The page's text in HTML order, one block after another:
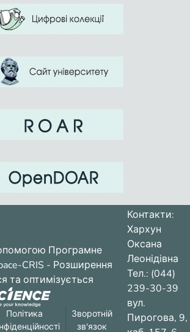
Програмне
CRIS - Розширення
та оптимізується
Політика
Зворотній
зв'язок
Контакти:
Хархун
Оксана
Леонідівна
Тел.: (044)
239-30-39
вул.
Пирогова, 9,